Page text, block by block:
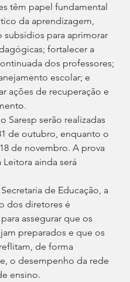
têm papel fundamental
da aprendizagem,
subsídios para aprimorar
fortalecer a
dos professores;
escolar; e
ações de recuperação e
Saresp serão realizadas
de outubro, enquanto o
de novembro. A prova
Leitora ainda será
de Educação, a
dos diretores é
assegurar que os
preparados e que os
de forma
o desempenho da rede
ensino.